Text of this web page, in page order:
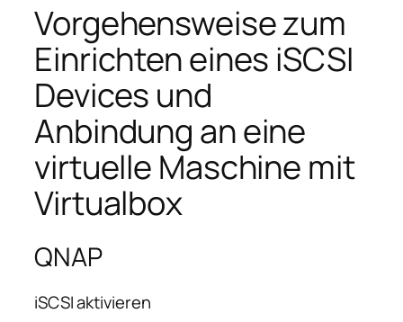
Vorgehensweise zum
Einrichten eines iSCSI
Devices und
Anbindung an eine
virtuelle Maschine mit
Virtualbox
QNAP
iSCSI aktivieren